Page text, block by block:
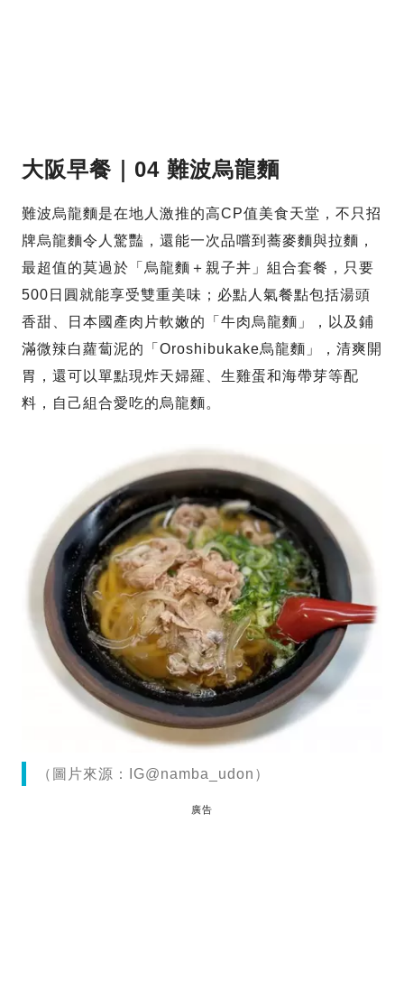
大阪早餐｜04 難波烏龍麵
難波烏龍麵是在地人激推的高CP值美食天堂，不只招
牌烏龍麵令人驚豔，還能一次品嚐到蕎麥麵與拉麵，
最超值的莫過於「烏龍麵＋親子丼」組合套餐，只要
500日圓就能享受雙重美味；必點人氣餐點包括湯頭
香甜、日本國產肉片軟嫩的「牛肉烏龍麵」，以及鋪
滿微辣白蘿蔔泥的「Oroshibukake烏龍麵」，清爽開
胃，還可以單點現炸天婦羅、生雞蛋和海帶芽等配
料，自己組合愛吃的烏龍麵。
（圖片來源：IG@namba_udon）
廣告